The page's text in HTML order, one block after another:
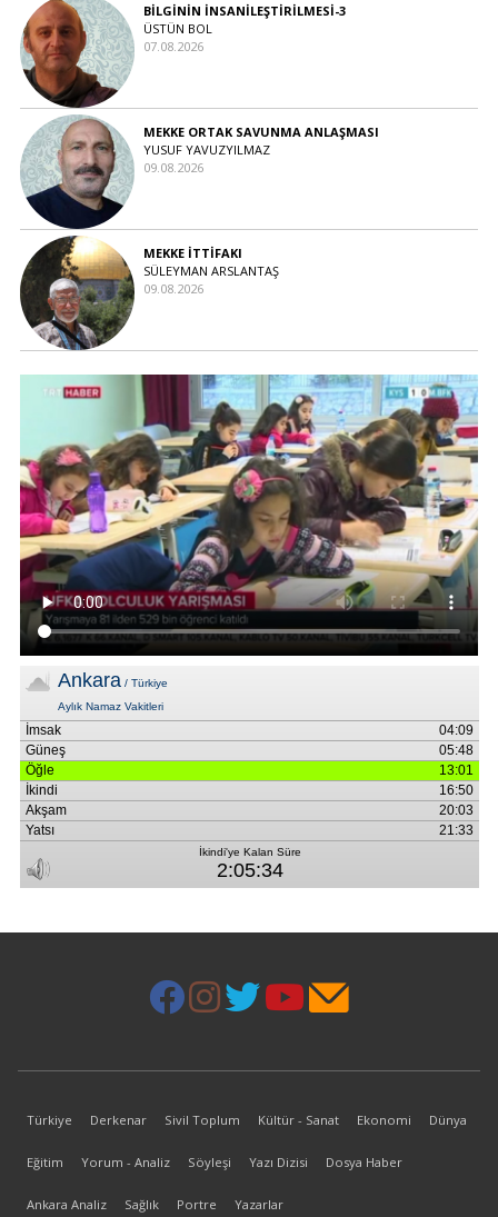
BİLGİNİN İNSANİLEŞTİRİLMESİ-3
ÜSTÜN BOL
07.08.2026
MEKKE ORTAK SAVUNMA ANLAŞMASI
YUSUF YAVUZYILMAZ
09.08.2026
MEKKE İTTİFAKI
SÜLEYMAN ARSLANTAŞ
09.08.2026
Türkiye Derkenar Sivil Toplum Kültür - Sanat Ekonomi Dünya
Eğitim Yorum - Analiz Söyleşi Yazı Dizisi Dosya Haber
Ankara Analiz Sağlık Portre Yazarlar